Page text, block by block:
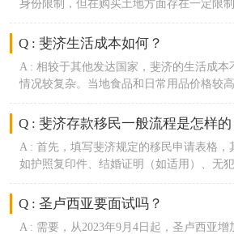
身份限制，但在购买土地方面存在一定限
土地和原住民土地，一般情况下，不能购
Q : 斐济生活成本如何？
A : 相较于其他发达国家，斐济的生活成本
情况较复杂。当地食品和日常用品价格较
口，但当地出产的热带水果价格相对便宜
对较低。
Q : 斐济存款移民一般流程是怎样的
A : 首先，填写斐济规定的移民申请表格，
如护照复印件、结婚证明（如适用）、无
们会向斐济移民局递交申请，申请获批后
银行账户。回国后向斐济银行存入指定钱
Q : 圣卢西亚要面试吗？
A : 需要，从2023年9月4日起，圣卢西亚